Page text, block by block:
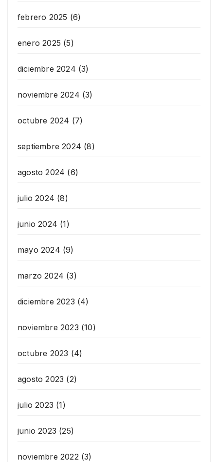
febrero 2025 (6)
enero 2025 (5)
diciembre 2024 (3)
noviembre 2024 (3)
octubre 2024 (7)
septiembre 2024 (8)
agosto 2024 (6)
julio 2024 (8)
junio 2024 (1)
mayo 2024 (9)
marzo 2024 (3)
diciembre 2023 (4)
noviembre 2023 (10)
octubre 2023 (4)
agosto 2023 (2)
julio 2023 (1)
junio 2023 (25)
noviembre 2022 (3)